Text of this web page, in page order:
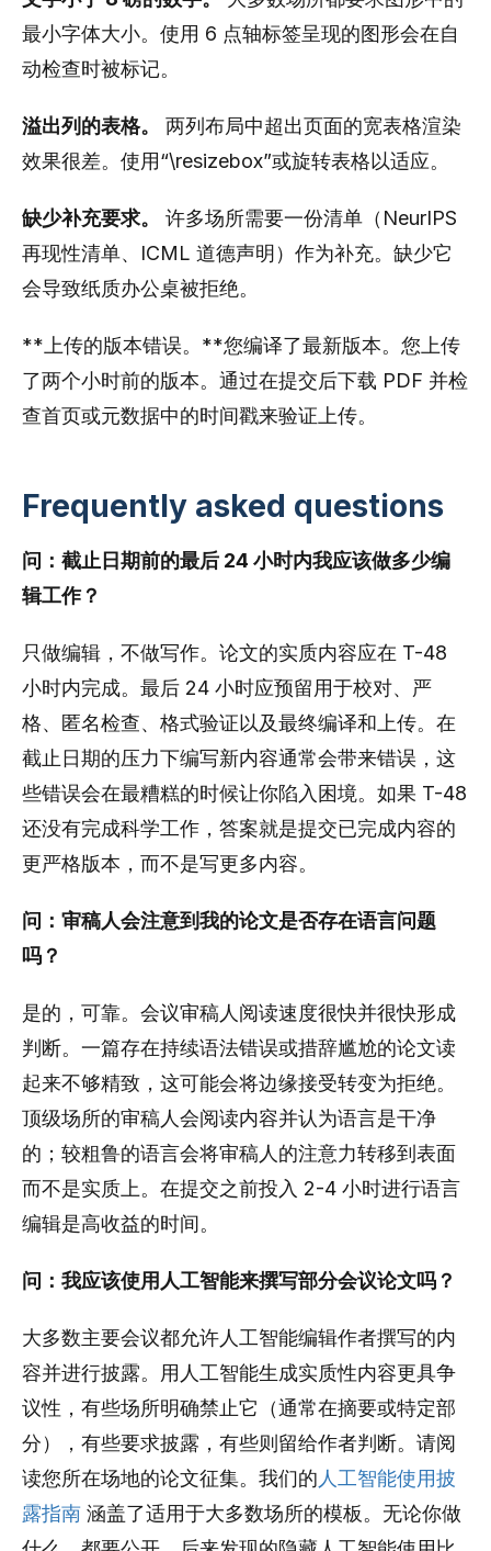
最小字体大小。使用 6 点轴标签呈现的图形会在自
动检查时被标记。
溢出列的表格。
两列布局中超出页面的宽表格渲染
效果很差。使用“\resizebox”或旋转表格以适应。
缺少补充要求。
许多场所需要一份清单（NeurIPS
再现性清单、ICML 道德声明）作为补充。缺少它
会导致纸质办公桌被拒绝。
**上传的版本错误。**您编译了最新版本。您上传
了两个小时前的版本。通过在提交后下载 PDF 并检
查首页或元数据中的时间戳来验证上传。
Frequently asked questions
问：截止日期前的最后 24 小时内我应该做多少编
辑工作？
只做编辑，不做写作。论文的实质内容应在 T-48
小时内完成。最后 24 小时应预留用于校对、严
格、匿名检查、格式验证以及最终编译和上传。在
截止日期的压力下编写新内容通常会带来错误，这
些错误会在最糟糕的时候让你陷入困境。如果 T-48
还没有完成科学工作，答案就是提交已完成内容的
更严格版本，而不是写更多内容。
问：审稿人会注意到我的论文是否存在语言问题
吗？
是的，可靠。会议审稿人阅读速度很快并很快形成
判断。一篇存在持续语法错误或措辞尴尬的论文读
起来不够精致，这可能会将边缘接受转变为拒绝。
顶级场所的审稿人会阅读内容并认为语言是干净
的；较粗鲁的语言会将审稿人的注意力转移到表面
而不是实质上。在提交之前投入 2-4 小时进行语言
编辑是高收益的时间。
问：我应该使用人工智能来撰写部分会议论文吗？
大多数主要会议都允许人工智能编辑作者撰写的内
容并进行披露。用人工智能生成实质性内容更具争
议性，有些场所明确禁止它（通常在摘要或特定部
分），有些要求披露，有些则留给作者判断。请阅
读您所在场地的论文征集。我们的 人工智能使用披
露指南 涵盖了适用于大多数场所的模板。无论你做